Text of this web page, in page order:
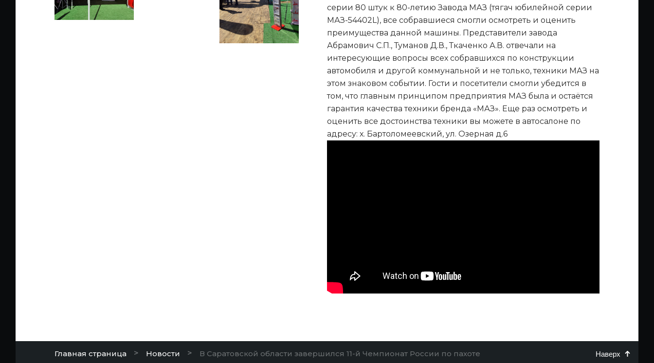
серии 80 штук к 80-летию Завода МАЗ (тягач юбилейной серии
МАЗ-54402L), все собравшиеся смогли осмотреть и оценить
преимущества данной машины. Представители завода
Абрамович С.П., Туманов Д.В., Ткаченко А.В. отвечали на
интересующие вопросы всех собравшихся по конструкции
автомобиля и другой коммунальной и не только, техники МАЗ на
этом знаковом событии. Гости и посетители смогли убедится в
том, что главным принципом предприятия МАЗ была и остаётся
гарантия качества техники бренда «МАЗ». Еще раз осмотреть и
оценить все достоинства техники вы можете в автосалоне по
адресу: х. Бартоломеевский, ул. Озерная д.6
Главная страница > Новости > В Саратовской области завершился 11-й Чемпионат России по пахоте Наверх